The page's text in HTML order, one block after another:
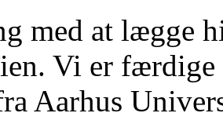
med at lægge
Vi er færdige
Aarhus